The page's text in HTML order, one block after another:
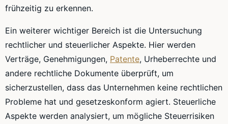
frühzeitig zu erkennen.
Ein weiterer wichtiger Bereich ist die Untersuchung
rechtlicher und steuerlicher Aspekte. Hier werden
Verträge, Genehmigungen, Patente, Urheberrechte und
andere rechtliche Dokumente überprüft, um
sicherzustellen, dass das Unternehmen keine rechtlichen
Probleme hat und gesetzeskonform agiert. Steuerliche
Aspekte werden analysiert, um mögliche Steuerrisiken